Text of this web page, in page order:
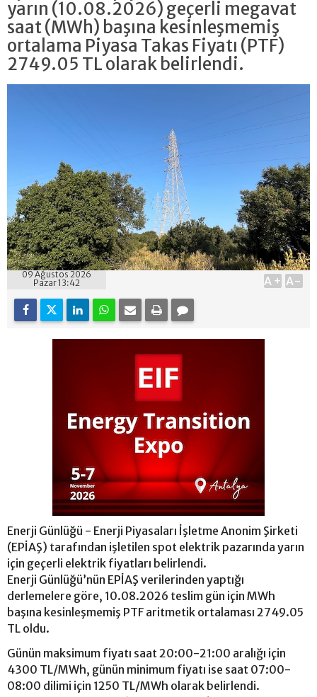
yarın (10.08.2026) geçerli megavat
saat (MWh) başına kesinleşmemiş
ortalama Piyasa Takas Fiyatı (PTF)
2749.05 TL olarak belirlendi.
09 Ağustos 2026
Pazar 13:42
A+ A-
Enerji Günlüğü - Enerji Piyasaları İşletme Anonim Şirketi
(EPİAŞ) tarafından işletilen spot elektrik pazarında yarın
için geçerli elektrik fiyatları belirlendi.
Enerji Günlüğü’nün EPİAŞ verilerinden yaptığı
derlemelere göre, 10.08.2026 teslim gün için MWh
başına kesinleşmemiş PTF aritmetik ortalaması 2749.05
TL oldu.
Günün maksimum fiyatı saat 20:00-21:00 aralığı için
4300 TL/MWh, günün minimum fiyatı ise saat 07:00-
08:00 dilimi için 1250 TL/MWh olarak belirlendi.